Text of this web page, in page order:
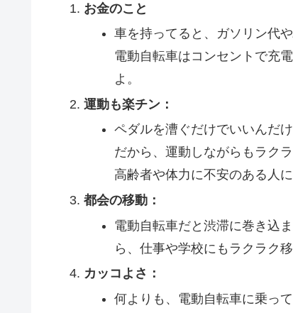
お金のこと
車を持ってると、ガソリン代
電動自転車はコンセントで充
よ。
運動も楽チン：
ペダルを漕ぐだけでいいんだ
だから、運動しながらもラクラ
高齢者や体力に不安のある人
都会の移動：
電動自転車だと渋滞に巻き込
ら、仕事や学校にもラクラク
カッコよさ：
何よりも、電動自転車に乗っ